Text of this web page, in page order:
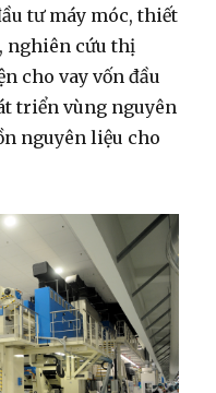
tư máy móc, thiết
nghiên cứu thị
cho vay vốn đầu
triển vùng nguyên
nguyên liệu cho